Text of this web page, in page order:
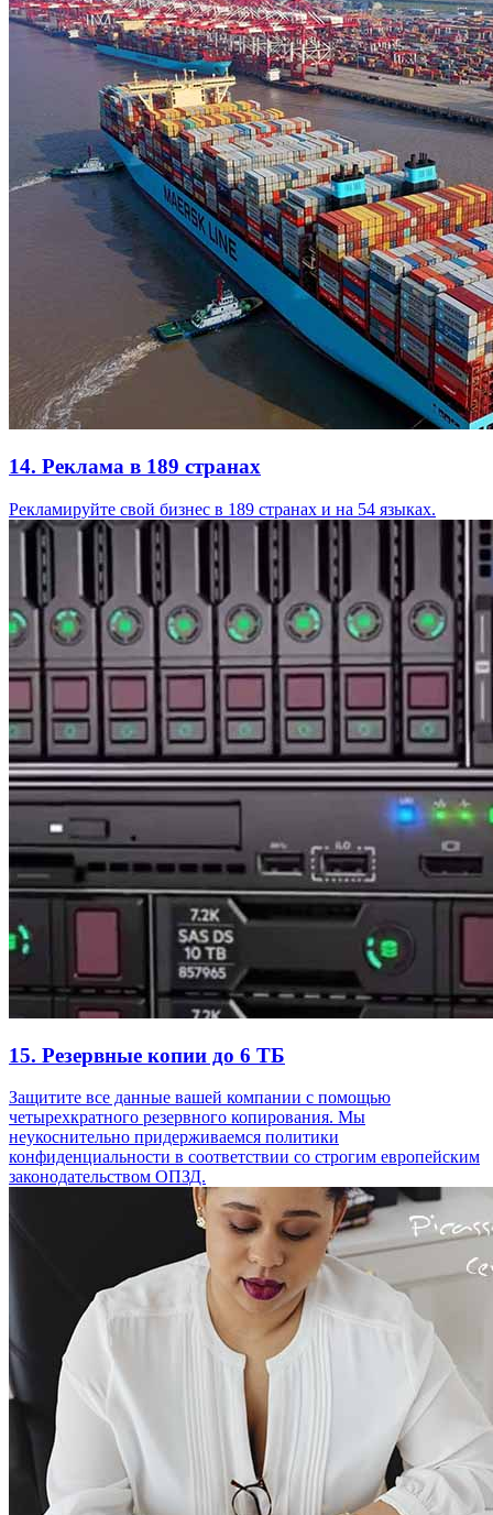
14. Реклама в 189 странах
Рекламируйте свой бизнес в 189 странах и на 54 языках.
15. Резервные копии до 6 ТБ
Защитите все данные вашей компании с помощью
четырехкратного резервного копирования. Мы
неукоснительно придерживаемся политики
конфиденциальности в соответствии со строгим европейским
законодательством ОПЗД.